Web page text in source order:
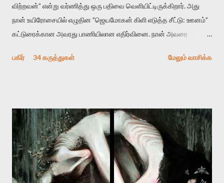
விற்றவன்” என்று வர்ணித்து ஒரு பதிவை வெளியிட்டிருக்கிறார். அது
நான் உயிரோசையில் எழுதின ”ஜெயமோகன் கிளி எடுத்த சீட்டு: ஊனம்”
கட்டுரைக்கான அவரது பாணியிலான எதிர்வினை. நான் அவரை
பதிவை படித்த நண்பர்கள் பலரும் அவருக்காக இரக்கப்பட்டார்கள்.
தனது இணையதளத்திலே தொடர்ந்து பதிவு செய்கிறார். உயிர்மை
இன்னும் சில வருடங்களுக்கு தனக்கு எதிராக எழுத்தாளர்களை ஏவி
விட்டபடி இருக்கும் என்று ஒரு அச்சத்தை வெளிப்படுத்தியபடி
இருக்கிறார். அவர் கடுமையான பாதுகாப்பின்மை மனநிலையில் உள்ளார்.
உயிர்மை அவரை தாக்க உத்தேசித்தாலும் இல்லை என்றாலும்
பகிர் 34 கருத்துகள் மேலும் வாசிக்க